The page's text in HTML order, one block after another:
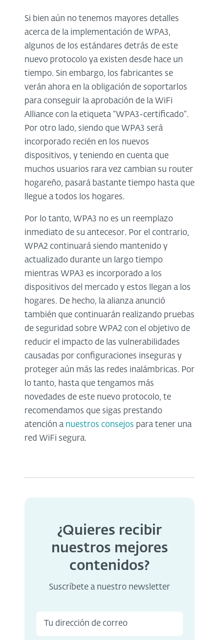
Si bien aún no tenemos mayores detalles
acerca de la implementación de WPA3,
algunos de los estándares detrás de este
nuevo protocolo ya existen desde hace un
tiempo. Sin embargo, los fabricantes se
verán ahora en la obligación de soportarlos
para conseguir la aprobación de la WiFi
Alliance con la etiqueta “WPA3-certificado”.
Por otro lado, siendo que WPA3 será
incorporado recién en los nuevos
dispositivos, y teniendo en cuenta que
muchos usuarios rara vez cambian su router
hogareño, pasará bastante tiempo hasta que
llegue a todos los hogares.
Por lo tanto, WPA3 no es un reemplazo
inmediato de su antecesor. Por el contrario,
WPA2 continuará siendo mantenido y
actualizado durante un largo tiempo
mientras WPA3 es incorporado a los
dispositivos del mercado y estos llegan a los
hogares. De hecho, la alianza anunció
también que continuarán realizando pruebas
de seguridad sobre WPA2 con el objetivo de
reducir el impacto de las vulnerabilidades
causadas por configuraciones inseguras y
proteger aún más las redes inalámbricas. Por
lo tanto, hasta que tengamos más
novedades de este nuevo protocolo, te
recomendamos que sigas prestando
atención a nuestros consejos para tener una
red WiFi segura.
¿Quieres recibir
nuestros mejores
contenidos?
Suscríbete a nuestro newsletter